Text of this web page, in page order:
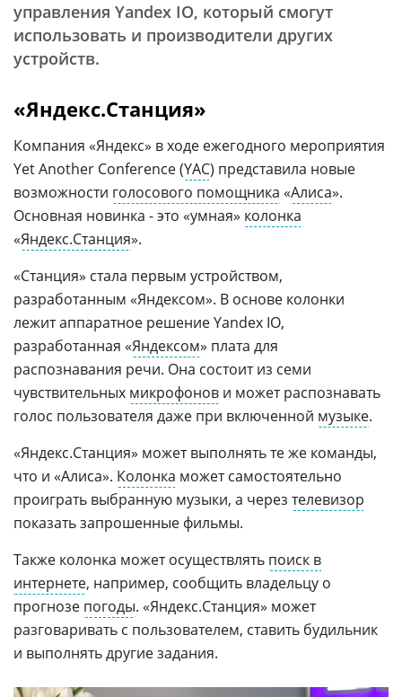
управления Yandex IO, который смогут
использовать и производители других
устройств.
«Яндекс.Станция»
Компания «Яндекс» в ходе ежегодного мероприятия
Yet Another Conference (YAC) представила новые
возможности голосового помощника «Алиса».
Основная новинка - это «умная» колонка
«Яндекс.Станция».
«Станция» стала первым устройством,
разработанным «Яндексом». В основе колонки
лежит аппаратное решение Yandex IO,
разработанная «Яндексом» плата для
распознавания речи. Она состоит из семи
чувствительных микрофонов и может распознавать
голос пользователя даже при включенной музыке.
«Яндекс.Станция» может выполнять те же команды,
что и «Алиса». Колонка может самостоятельно
проиграть выбранную музыки, а через телевизор
показать запрошенные фильмы.
Также колонка может осуществлять поиск в
интернете, например, сообщить владельцу о
прогнозе погоды. «Яндекс.Станция» может
разговаривать с пользователем, ставить будильник
и выполнять другие задания.